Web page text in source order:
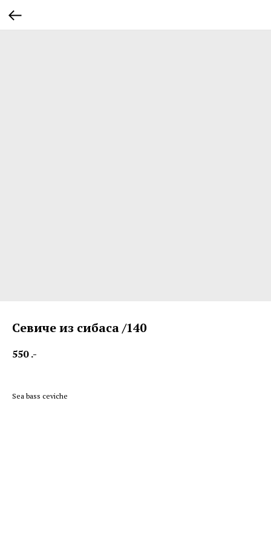
Севиче из сибаса /140
550 .-
Sea bass ceviche